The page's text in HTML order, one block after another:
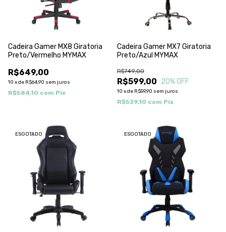
Cadeira Gamer MX8 Giratoria
Preto/Vermelho MYMAX
R$649,00
10 xde R$64,90 sem juros
R$584,10 com Pix
Cadeira Gamer MX7 Giratoria
Preto/Azul MYMAX
R$599,00
R$749,00
20% OFF
10 xde R$59,90 sem juros
R$539,10 com Pix
ESGOTADO ESGOTADO